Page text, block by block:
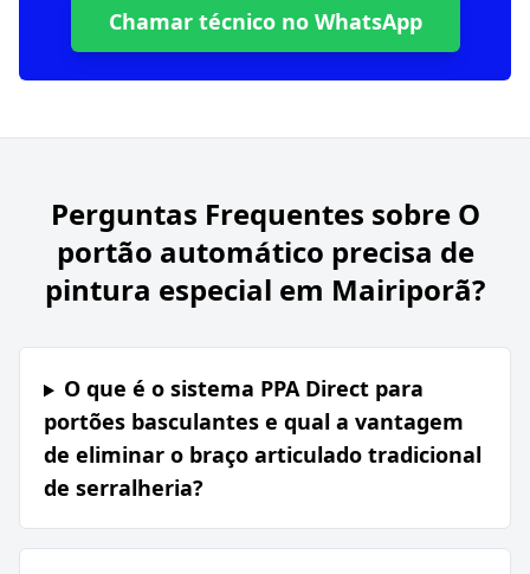
Chamar técnico no WhatsApp
Perguntas Frequentes sobre O
portão automático precisa de
pintura especial em Mairiporã?
O que é o sistema PPA Direct para
portões basculantes e qual a vantagem
de eliminar o braço articulado tradicional
de serralheria?